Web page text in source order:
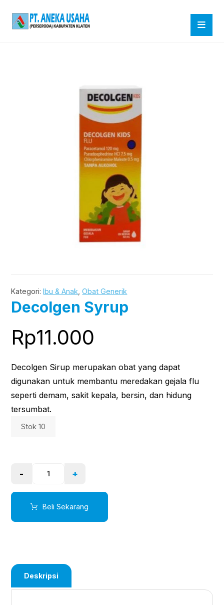
Kategori:Ibu & Anak ,Obat Generik
Decolgen Syrup
Rp11.000
Decolgen Sirup merupakan obat yang dapat
digunakan untuk membantu meredakan gejala flu
seperti demam, sakit kepala, bersin, dan hidung
tersumbat.
Stok 10
- +
Beli Sekarang
Deskripsi